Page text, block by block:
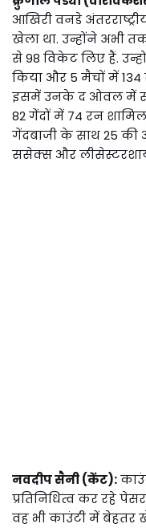
आखिरी वनडे
खेला था. उन्होंने अभी
से 98 विकेट लिए हैं.
किया और 5 मैचों में
इसमें उनके द ओवल में
82 गेंदों में 74 रन
गेंदबाजी के साथ 25
ससेक्स और
नवदीप सैनी (केंट):
प्रतिनिधित्व कर रहे
वह भी काउंटी में बेहतर